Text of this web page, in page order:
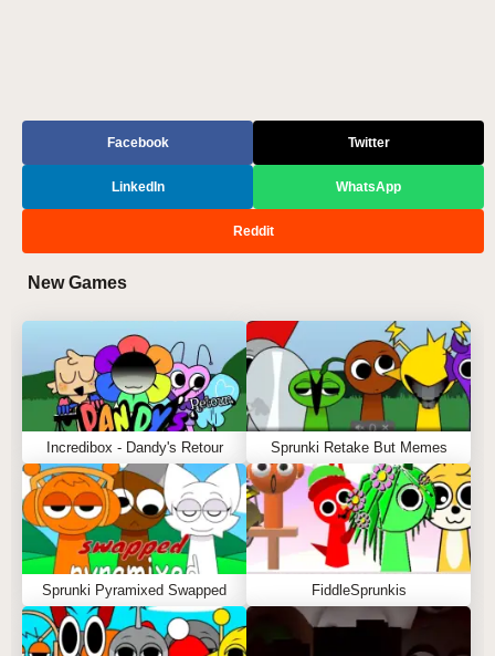
Facebook Twitter
LinkedIn WhatsApp
Reddit
New Games
Incredibox - Dandy's Retour Sprunki Retake But Memes
Sprunki Pyramixed Swapped FiddleSprunkis